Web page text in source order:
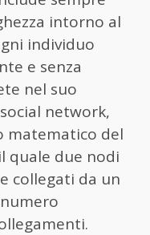
intorno al
individuo
e senza
nel suo
network,
matematico del
quale due nodi
collegati da un